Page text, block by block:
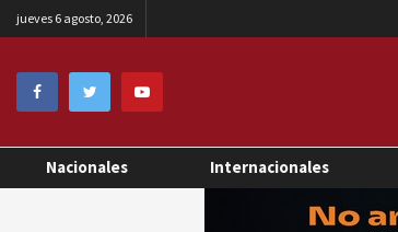
jueves 6 agosto, 2026
Nacionales Internacionales